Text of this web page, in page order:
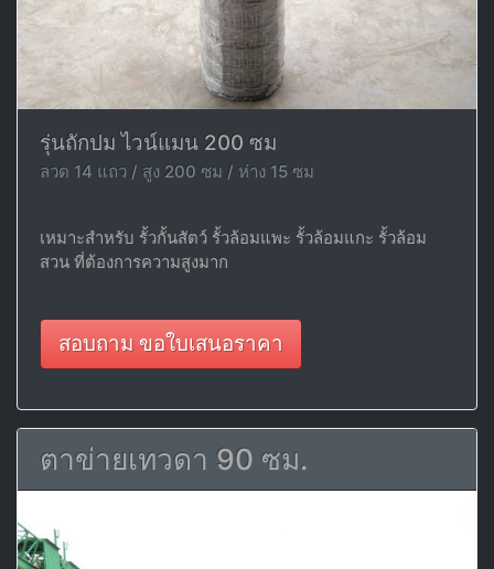
รุ่นถักปม ไวน์แมน 200 ซม
ลวด 14 แถว / สูง 200 ซม / ห่าง 15 ซม
เหมาะสำหรับ รั้วกั้นสัตว์ รั้วล้อมแพะ รั้วล้อมแกะ รั้วล้อม
สวน ที่ต้องการความสูงมาก
สอบถาม ขอใบเสนอราคา
ตาข่ายเทวดา 90 ซม.